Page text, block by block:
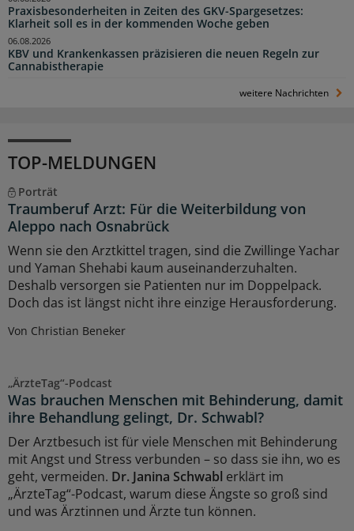
Praxisbesonderheiten in Zeiten des GKV-Spargesetzes:
Klarheit soll es in der kommenden Woche geben
KBV und Krankenkassen präzisieren die neuen Regeln zur
Cannabistherapie
06.08.2026
weitere Nachrichten
TOP-MELDUNGEN
Porträt
Traumberuf Arzt: Für die Weiterbildung von
Aleppo nach Osnabrück
Wenn sie den Arztkittel tragen, sind die Zwillinge Yachar
und Yaman Shehabi kaum auseinanderzuhalten.
Deshalb versorgen sie Patienten nur im Doppelpack.
Doch das ist längst nicht ihre einzige Herausforderung.
Von Christian Beneker
„ÄrzteTag“-Podcast
Was brauchen Menschen mit Behinderung, damit
ihre Behandlung gelingt, Dr. Schwabl?
Der Arztbesuch ist für viele Menschen mit Behinderung
mit Angst und Stress verbunden – so dass sie ihn, wo es
geht, vermeiden. Dr. Janina Schwabl erklärt im
„ÄrzteTag“-Podcast, warum diese Ängste so groß sind
und was Ärztinnen und Ärzte tun können.